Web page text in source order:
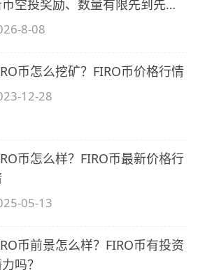
空投奖励、数量有限先到先
… 8-08
币怎么挖矿？FIRO币价格行情
12-28
币怎么样？FIRO币最新价格行
05-13
币前景怎么样？FIRO币有投资
吗？